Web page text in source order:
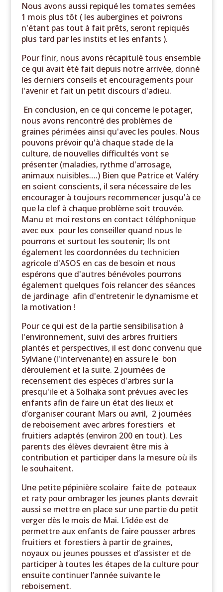
Nous avons aussi repiqué les tomates semées
1 mois plus tôt ( les aubergines et poivrons
n'étant pas tout à fait prêts, seront repiqués
plus tard par les instits et les enfants ).
Pour finir, nous avons récapitulé tous ensemble
ce qui avait été fait depuis notre arrivée, donné
les derniers conseils et encouragements pour
l'avenir et fait un petit discours d'adieu.
En conclusion, en ce qui concerne le potager,
nous avons rencontré des problèmes de
graines périmées ainsi qu'avec les poules. Nous
pouvons prévoir qu'à chaque stade de la
culture, de nouvelles difficultés vont se
présenter (maladies, rythme d'arrosage,
animaux nuisibles….) Bien que Patrice et Valéry
en soient conscients, il sera nécessaire de les
encourager à toujours recommencer jusqu'à ce
que la clef à chaque problème soit trouvée.
Manu et moi restons en contact téléphonique
avec eux pour les conseiller quand nous le
pourrons et surtout les soutenir; Ils ont
également les coordonnées du technicien
agricole d'ASOS en cas de besoin et nous
espérons que d'autres bénévoles pourrons
également quelques fois relancer des séances
de jardinage afin d'entretenir le dynamisme et
la motivation !
Pour ce qui est de la partie sensibilisation à
l'environnement, suivi des arbres fruitiers
plantés et perspectives, il est donc convenu que
Sylviane (l'intervenante) en assure le bon
déroulement et la suite. 2 journées de
recensement des espèces d'arbres sur la
presqu'ile et à Solhaka sont prévues avec les
enfants afin de faire un état des lieux et
d’organiser courant Mars ou avril, 2 journées
de reboisement avec arbres forestiers et
fruitiers adaptés (environ 200 en tout). Les
parents des élèves devraient être mis à
contribution et participer dans la mesure où ils
le souhaitent.
Une petite pépinière scolaire faite de poteaux
et raty pour ombrager les jeunes plants devrait
aussi se mettre en place sur une partie du petit
verger dès le mois de Mai. L’idée est de
permettre aux enfants de faire pousser arbres
fruitiers et forestiers à partir de graines,
noyaux ou jeunes pousses et d’assister et de
participer à toutes les étapes de la culture pour
ensuite continuer l’année suivante le
reboisement.